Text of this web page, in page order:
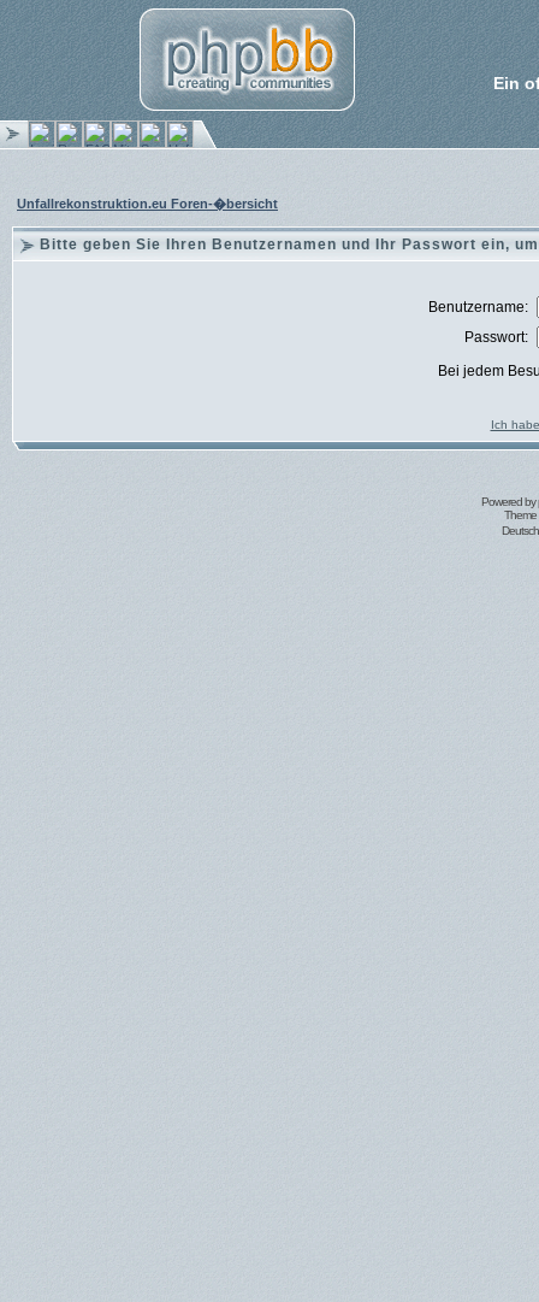
Ein
Unfallrekonstruktion.eu Foren-�bersicht
Bitte geben Sie Ihren Benutzernamen und Ihr Passwort ein,
Benutzername:
Passwort:
Bei jedem
Ich
Powered by
Theme